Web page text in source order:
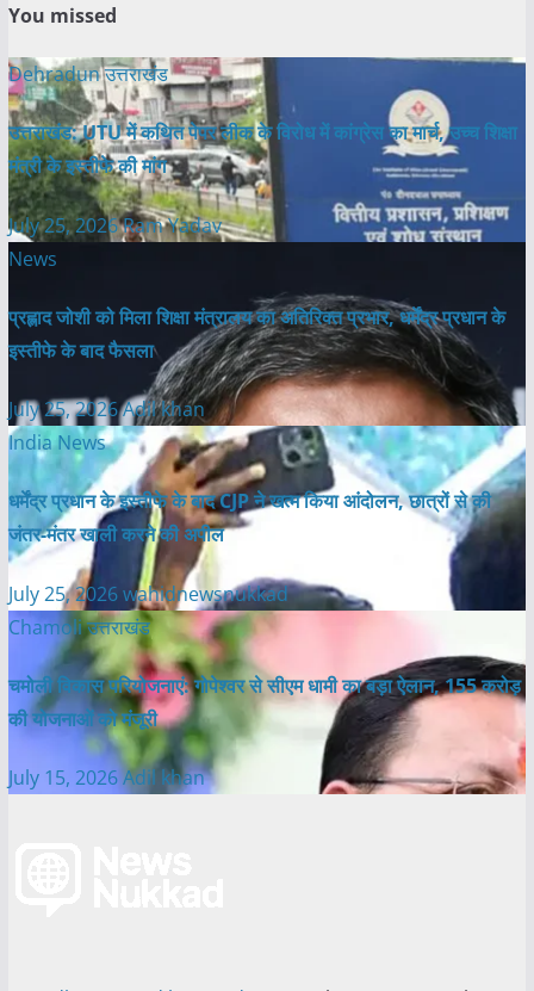
You missed
Dehradunउत्तराखंड
उत्तराखंड: UTU में कथित पेपर लीक के विरोध में कांग्रेस का मार्च, उच्च शिक्षा
मंत्री के इस्तीफे की मांग
July 25, 2026Ram Yadav
News
प्रह्लाद जोशी को मिला शिक्षा मंत्रालय का अतिरिक्त प्रभार, धर्मेंद्र प्रधान के
इस्तीफे के बाद फैसला
July 25, 2026Adil khan
India News
धर्मेंद्र प्रधान के इस्तीफे के बाद CJP ने खत्म किया आंदोलन, छात्रों से की
जंतर-मंतर खाली करने की अपील
July 25, 2026wahidnewsnukkad
Chamoliउत्तराखंड
चमोली विकास परियोजनाएं: गोपेश्वर से सीएम धामी का बड़ा ऐलान, 155 करोड़
की योजनाओं को मंजूरी
July 15, 2026Adil khan